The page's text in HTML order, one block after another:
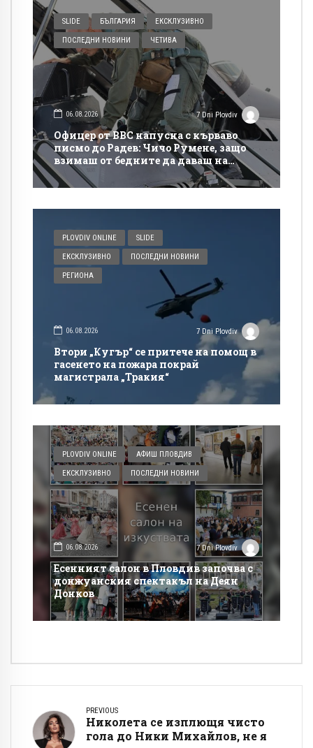
SLIDE БЪЛГАРИЯ ЕКСКЛУЗИВНО
ПОСЛЕДНИ НОВИНИ ЧЕТИВА
06.08.2026 7 Dni Plovdiv
Офицер от ВВС напусна с кърваво
писмо до Радев: Чичо Румене, защо
взимаш от бедните да даваш на
богатите?
PLOVDIV ONLINE SLIDE
ЕКСКЛУЗИВНО ПОСЛЕДНИ НОВИНИ
РЕГИОНА
06.08.2026 7 Dni Plovdiv
Втори „Кугър“ се притече на помощ в
гасенето на пожара покрай
магистрала „Тракия“
PLOVDIV ONLINE АФИШ ПЛОВДИВ
ЕКСКЛУЗИВНО ПОСЛЕДНИ НОВИНИ
06.08.2026 7 Dni Plovdiv
Есенният салон в Пловдив започва с
донжуанския спектакъл на Деян
Донков
PREVIOUS
Николета се изплющя чисто
гола до Ники Михайлов, не я